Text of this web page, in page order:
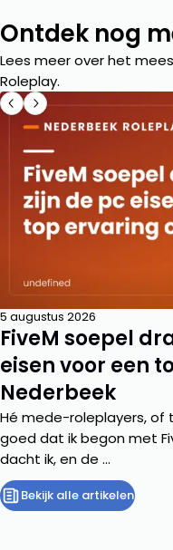
Ontdek nog
Lees meer over het
Roleplay.
5 augustus 2026
FiveM soepel
eisen voor een
Nederbeek
Hé mede-roleplayers, of
goed dat ik begon met
dacht ik, en de ...
Bekijk alle artikelen